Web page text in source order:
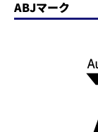
ABJマーク